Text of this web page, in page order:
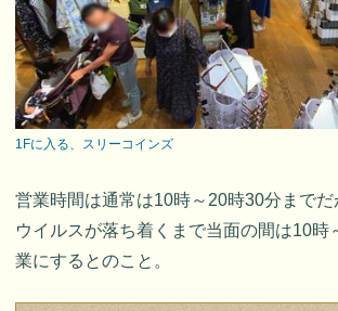
1Fに入る、スリーコインズ
営業時間は通常は10時～20時30分まで
ウイルスが落ち着くまで当面の間は10時
業にするとのこと。